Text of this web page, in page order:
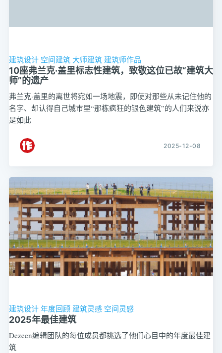
建筑设计 空间建筑 大师建筑 建筑师作品
10座弗兰克·盖里标志性建筑，致敬这位已故“建筑大
师”的遗产
弗兰克·盖里的离世将宛如一场地震，即使对那些从未记住他的
名字、却认得自己城市里“那栋疯狂的银色建筑”的人们来说亦
是如此
2025-12-08
建筑设计 年度回顾 建筑灵感 空间灵感
2025年最佳建筑
Dezeen编辑团队的每位成员都挑选了他们心目中的年度最佳建
筑